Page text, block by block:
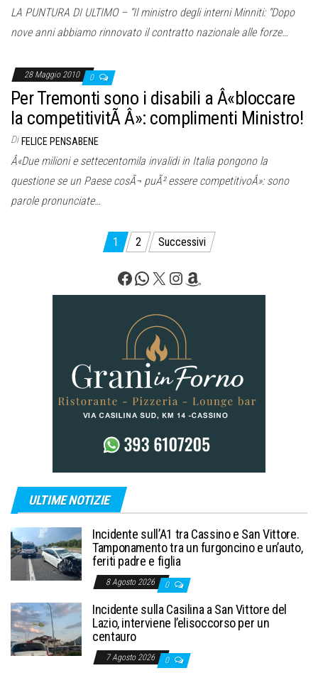
LA PUNTURA DI ULTIMO – “Il ministro degli interni Minniti: “Dopo
nove anni abbiamo rinnovato il contratto nazionale alle forze…
28 Maggio 2010 0
Per Tremonti sono i disabili a Â«bloccare
la competitivitÃ Â»: complimenti Ministro!
Di FELICE PENSABENE
Â«Due milioni e settecentomila invalidi in Italia pongono la
questione se un Paese cosÃ¬ puÃ² essere competitivoÂ»: sono
parole pronunciate…
Paginazione
articoli
1 2 Successivi
Facebook
WhatsApp
X Instagram
Amazon
ULTIME NOTIZIE
Incidente sull’A1 tra Cassino e San Vittore.
Tamponamento tra un furgoncino e un’auto,
feriti padre e figlia
8 Agosto 2026 0
Incidente sulla Casilina a San Vittore del
Lazio, interviene l’elisoccorso per un
centauro
7 Agosto 2026 0